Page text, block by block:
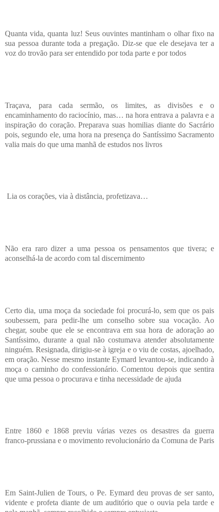
Quanta vida, quanta luz! Seus ouvintes mantinham o olhar fixo na
sua pessoa durante toda a pregação. Diz-se que ele desejava ter a
voz do trovão para ser entendido por toda parte e por todos
Traçava, para cada sermão, os limites, as divisões e o
encaminhamento do raciocínio, mas… na hora entrava a palavra e a
inspiração do coração. Preparava suas homilias diante do Sacrário
pois, segundo ele, uma hora na presença do Santíssimo Sacramento
valia mais do que uma manhã de estudos nos livros
Lia os corações, via à distância, profetizava…
Não era raro dizer a uma pessoa os pensamentos que tivera; e
aconselhá-la de acordo com tal discernimento
Certo dia, uma moça da sociedade foi procurá-lo, sem que os pais
soubessem, para pedir-lhe um conselho sobre sua vocação. Ao
chegar, soube que ele se encontrava em sua hora de adoração ao
Santíssimo, durante a qual não costumava atender absolutamente
ninguém. Resignada, dirigiu-se à igreja e o viu de costas, ajoelhado,
em oração. Nesse mesmo instante Eymard levantou-se, indicando à
moça o caminho do confessionário. Comentou depois que sentira
que uma pessoa o procurava e tinha necessidade de ajuda
Entre 1860 e 1868 previu várias vezes os desastres da guerra
franco-prussiana e o movimento revolucionário da Comuna de Paris
Em Saint-Julien de Tours, o Pe. Eymard deu provas de ser santo,
vidente e profeta diante de um auditório que o ouvia pela tarde e